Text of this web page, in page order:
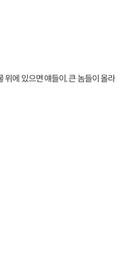
위에 있으면 얘들이, 큰 놈들이 올라